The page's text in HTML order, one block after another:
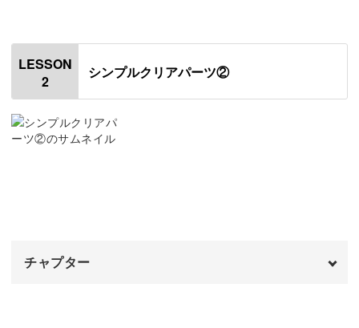
初心者さんでも気軽に挑戦できて、自然とさまざまな種類
が作れるようになるのがこの講座の醍醐味です！
ラメ入りのパーツ作りもご紹介しますが、ここにさらに金
はじめに
使用材料・道具
レジン液の開封方法
パーツを洗浄する 13:11
LESSON
2
シンプルクリアパーツ②
チャプター